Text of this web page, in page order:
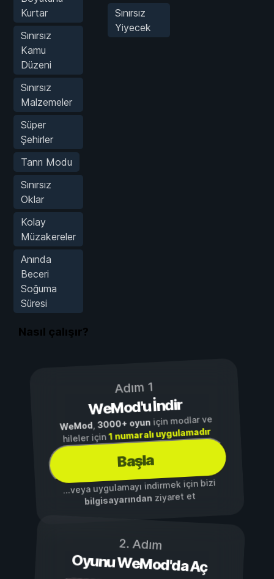
Kurtar
Sınırsız
Kamu
Düzeni
Sınırsız
Malzemeler
Süper
Şehirler
Tanrı Modu
Sınırsız
Oklar
Kolay
Müzakereler
Anında
Beceri
Soğuma
Süresi
Sınırsız
Yiyecek
Nasıl çalışır?
Adım 1
WeMod'u İndir
WeMod,3000+ oyuniçin modlar ve
hileler için1 numaralı uygulamadır
Başla
...veya uygulamayı indirmek için bizi
bilgisayarından ziyaret et
2. Adım
Oyunu WeMod'da Aç